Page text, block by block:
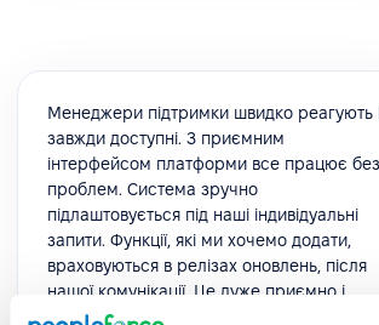
Менеджери підтримки швидко реагують
завжди доступні. З приємним
інтерфейсом платформи все працює без
проблем. Система зручно
підлаштовується під наші індивідуальні
запити. Функції, які ми хочемо додати,
враховуються в релізах оновлень, після
нашої комунікації. Це дуже приємно і
говорить про якісний сервіс.